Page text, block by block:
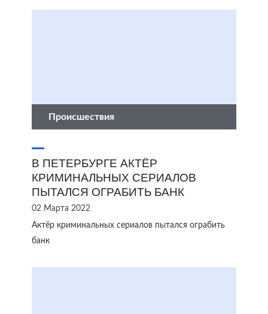
Происшествия
В ПЕТЕРБУРГЕ АКТЁР
КРИМИНАЛЬНЫХ СЕРИАЛОВ
ПЫТАЛСЯ ОГРАБИТЬ БАНК
02 Марта 2022
Актёр криминальных сериалов пытался ограбить
банк